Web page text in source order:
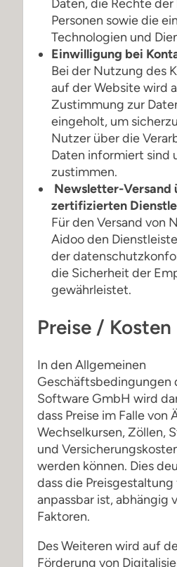
Daten, die Rechte
Personen sowie die
Technologien und
Einwilligung bei
Bei der Nutzung des
auf der Website wird
Zustimmung zur
eingeholt, um
Nutzer über die
Daten informiert sind
zustimmen.
Newsletter-Versand
zertifizierten
Für den Versand von
Aidoo den
der
die Sicherheit der
gewährleistet.
Preise / Kosten
In den Allgemeinen
Geschäftsbedingungen
Software GmbH wird
dass Preise im Falle von
Wechselkursen, Zöllen,
und
werden können. Dies
dass die
anpassbar ist, abhängig
Faktoren.
Des Weiteren wird auf
Förderung von